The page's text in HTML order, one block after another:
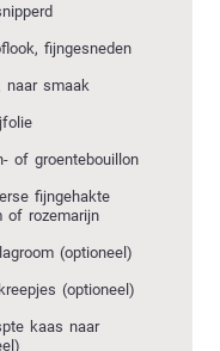
fijngesneden
naar smaak
of groentebouillon
fijngehakte
of rozemarijn
(optioneel)
(optioneel)
kaas naar